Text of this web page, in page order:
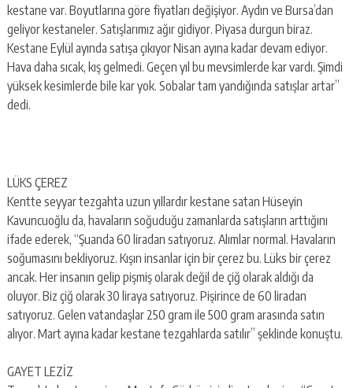
kestane var. Boyutlarına göre fiyatları değişiyor. Aydın ve Bursa’dan
geliyor kestaneler. Satışlarımız ağır gidiyor. Piyasa durgun biraz.
Kestane Eylül ayında satışa çıkıyor Nisan ayına kadar devam ediyor.
Hava daha sıcak, kış gelmedi. Geçen yıl bu mevsimlerde kar vardı. Şimdi
yüksek kesimlerde bile kar yok. Sobalar tam yandığında satışlar artar”
dedi.
LÜKS ÇEREZ
Kentte seyyar tezgahta uzun yıllardır kestane satan Hüseyin
Kavuncuoğlu da, havaların soğuduğu zamanlarda satışların arttığını
ifade ederek, “Şuanda 60 liradan satıyoruz. Alımlar normal. Havaların
soğumasını bekliyoruz. Kışın insanlar için bir çerez bu. Lüks bir çerez
ancak. Her insanın gelip pişmiş olarak değil de çiğ olarak aldığı da
oluyor. Biz çiğ olarak 30 liraya satıyoruz. Pişirince de 60 liradan
satıyoruz. Gelen vatandaşlar 250 gram ile 500 gram arasında satın
alıyor. Mart ayına kadar kestane tezgahlarda satılır” şeklinde konuştu.
GAYET LEZİZ